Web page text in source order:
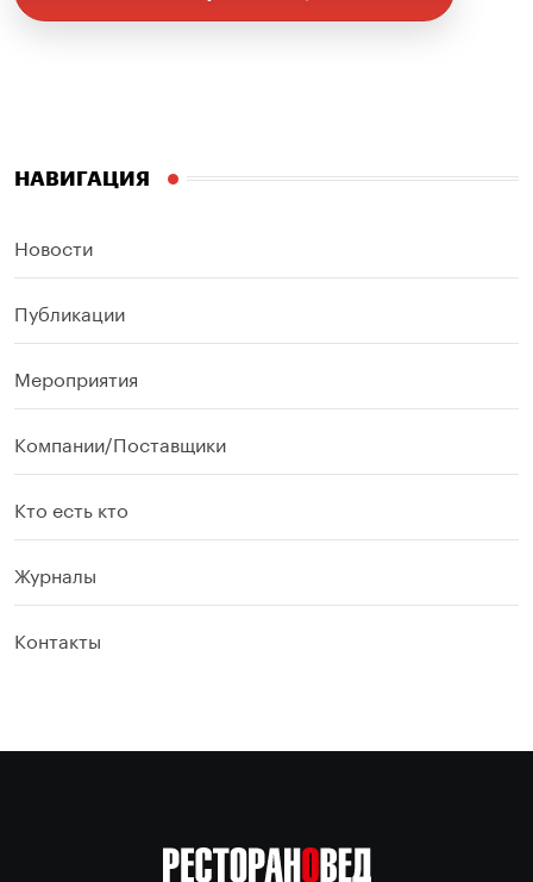
НАВИГАЦИЯ
Новости
Публикации
Мероприятия
Компании/Поставщики
Кто есть кто
Журналы
Контакты